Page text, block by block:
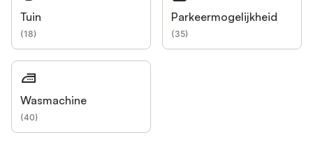
Tuin
(18)
Parkeermogelijkheid
(35)
Wasmachine
(40)